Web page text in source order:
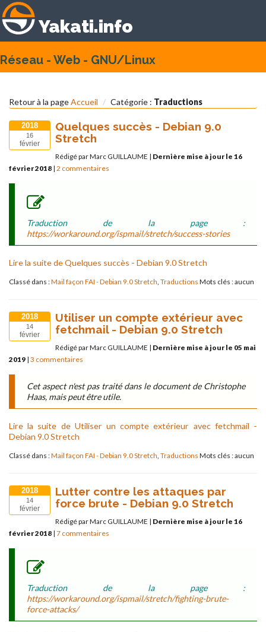
Yakati.info
Réseau - Web - GNU/Linux
Retour à la pageAccueil Catégorie : Traductions
2018
16
février
Quelques succès - Debian 9.0
Stretch
Rédigé par Marc GUILLAUME | Dernière mise à jour le 16
février 2018 | 2 commentaires
Traduction de la page :
https://workaround.org/ispmail/stretch/success-stories
Lire la suite de Quelques succès - Debian 9.0 Stretch
Classé dans :Mail façon FAI - Debian 9.0 Stretch Traductions Mots clés : aucun
2018
14
février
Utiliser un compte extérieur avec
fetchmail - Debian 9.0 Stretch
Rédigé par Marc GUILLAUME | Dernière mise à jour le 05 mai
2019 | 3 commentaires
Cet aspect n'est pas traité dans le document de Christophe
Haas, mais peut être utile.
Lire la suite de Utiliser un compte extérieur avec fetchmail -
Debian 9.0 Stretch
Classé dans :Mail façon FAI - Debian 9.0 Stretch Traductions Mots clés : aucun
2018
14
février
Lutter contre les attaques par
force brute - Debian 9.0 Stretch
Rédigé par Marc GUILLAUME | Dernière mise à jour le 16
février 2018 | 7 commentaires
Traduction de la page :
https://workaround.org/ispmail/stretch/fighting-brute-
force-attacks/